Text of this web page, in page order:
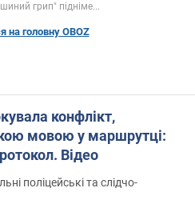
грип" підніме...
на головну OBOZ
конфлікт,
мовою у маршрутці:
Відео
поліцейські та слідчо-